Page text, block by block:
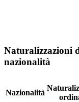
Naturalizzazioni
nazionalità
Nazionalità